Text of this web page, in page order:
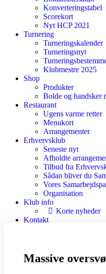
Konverteringstabel
Scorekort
Nyt HCP 2021
Turnering
Turneringskalender
Turneringsnyt
Klubmestre 2025
Shop
Produkter
Bolde og handsker
Restaurant
Ugens varme retter
Menukort
Arrangementer
Erhvervsklub
Seneste nyt
Afholdte
Tilbud fra
Sådan bliver du
Vores
Organisation
Klub info
Korte nyheder
Kontakt
Massive